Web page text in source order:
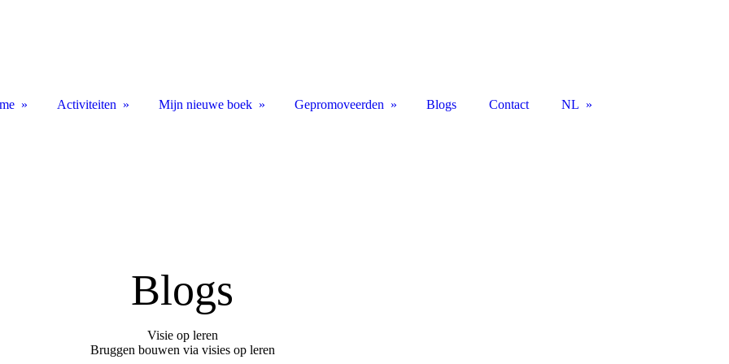
Blogs
Visie op leren
Bruggen bouwen via visies op leren
Activiteiten Mijn nieuwe boek Gepromoveerden Blogs Contact NL